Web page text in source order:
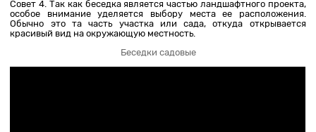
Совет 4. Так как беседка является частью ландшафтного проекта,
особое внимание уделяется выбору места ее расположения.
Обычно это та часть участка или сада, откуда открывается
красивый вид на окружающую местность.
Беседки садовые